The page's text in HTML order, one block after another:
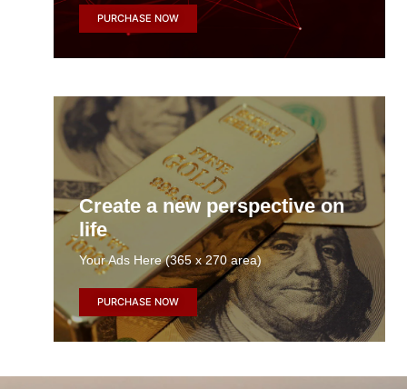
PURCHASE NOW
Create a new perspective on
life
Your Ads Here (365 x 270 area)
PURCHASE NOW